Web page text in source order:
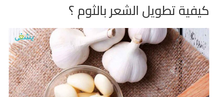
كيفية تطويل الشعر بالثوم ؟